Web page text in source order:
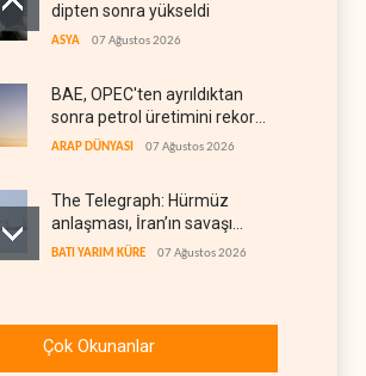
dipten sonra yükseldi
ASYA 07 Ağustos 2026
BAE, OPEC'ten ayrıldıktan
sonra petrol üretimini rekor
düzeye çıkardı
ARAP DÜNYASI 07 Ağustos 2026
The Telegraph: Hürmüz
anlaşması, İran’ın savaşı
kazandığını gösteriyor
BATI YARIM KÜRE 07 Ağustos 2026
değiştirecek yeni askeri
denklem
Çok Okunanlar